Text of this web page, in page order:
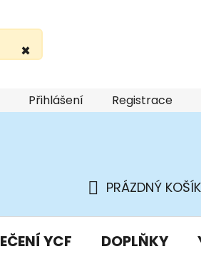
×
ochrany osobních údajů
Přihlášení Registrace
KOŠÍK
PRÁZDNÝ KOŠÍK
YCF DOPLŇKY